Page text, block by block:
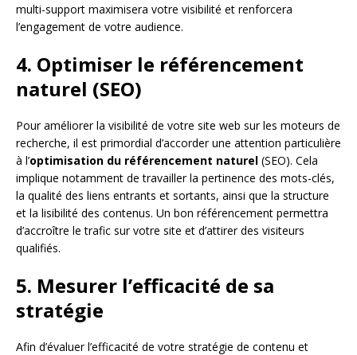
multi-support maximisera votre visibilité et renforcera
l’engagement de votre audience.
4. Optimiser le référencement
naturel (SEO)
Pour améliorer la visibilité de votre site web sur les moteurs de
recherche, il est primordial d’accorder une attention particulière
à l’optimisation du référencement naturel (SEO). Cela
implique notamment de travailler la pertinence des mots-clés,
la qualité des liens entrants et sortants, ainsi que la structure
et la lisibilité des contenus. Un bon référencement permettra
d’accroître le trafic sur votre site et d’attirer des visiteurs
qualifiés.
5. Mesurer l’efficacité de sa
stratégie
Afin d’évaluer l’efficacité de votre stratégie de contenu et